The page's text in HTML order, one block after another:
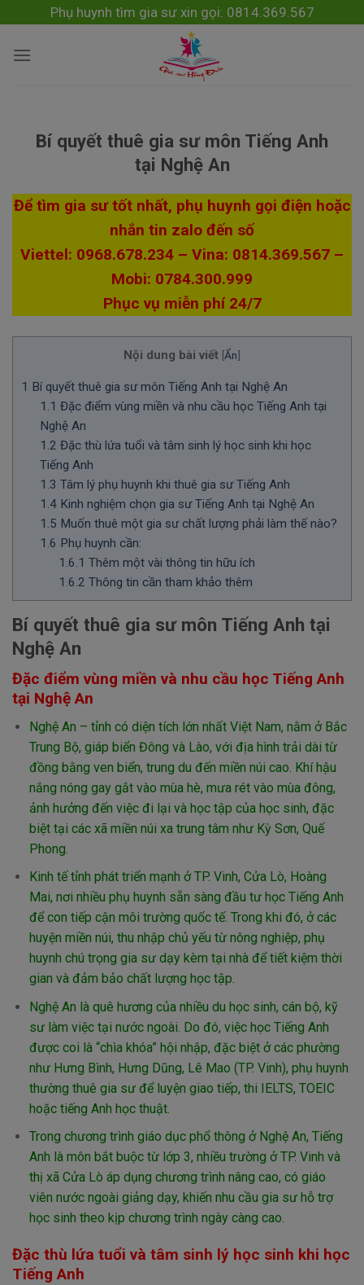
to
content
Phụ huynh tìm gia sư xin gọi: 0814.369.567
Bí quyết thuê gia sư môn Tiếng Anh
tại Nghệ An
Để tìm gia sư tốt nhất, phụ huynh gọi điện hoặc
nhắn tin zalo đến số
Viettel: 0968.678.234 – Vina: 0814.369.567 –
Mobi: 0784.300.999
Phục vụ miễn phí 24/7
Nội dung bài viết [Ẩn]
1 Bí quyết thuê gia sư môn Tiếng Anh tại Nghệ An
1.1 Đặc điểm vùng miền và nhu cầu học Tiếng Anh tại
Nghệ An
1.2 Đặc thù lứa tuổi và tâm sinh lý học sinh khi học
Tiếng Anh
1.3 Tâm lý phụ huynh khi thuê gia sư Tiếng Anh
1.4Kinh nghiệm chọn gia sư Tiếng Anh tại Nghệ An
1.5 Muốn thuê một gia sư chất lượng phải làm thế nào?
1.6 Phụ huynh cần:
1.6.1 Thêm một vài thông tin hữu ích
1.6.2 Thông tin cần tham khảo thêm
Bí quyết thuê gia sư môn Tiếng Anh tại
Nghệ An
Đặc điểm vùng miền và nhu cầu học Tiếng Anh
tại Nghệ An
Nghệ An – tỉnh có diện tích lớn nhất Việt Nam, nằm ở Bắc
Trung Bộ, giáp biển Đông và Lào, với địa hình trải dài từ
đồng bằng ven biển, trung du đến miền núi cao. Khí hậu
nắng nóng gay gắt vào mùa hè, mưa rét vào mùa đông,
ảnh hưởng đến việc đi lại và học tập của học sinh, đặc
biệt tại các xã miền núi xa trung tâm như Kỳ Sơn, Quế
Phong.
Kinh tế tỉnh phát triển mạnh ở TP. Vinh, Cửa Lò, Hoàng
Mai, nơi nhiều phụ huynh sẵn sàng đầu tư học Tiếng Anh
để con tiếp cận môi trường quốc tế. Trong khi đó, ở các
huyện miền núi, thu nhập chủ yếu từ nông nghiệp, phụ
huynh chú trọng gia sư dạy kèm tại nhà để tiết kiệm thời
gian và đảm bảo chất lượng học tập.
Nghệ An là quê hương của nhiều du học sinh, cán bộ, kỹ
sư làm việc tại nước ngoài. Do đó, việc học Tiếng Anh
được coi là “chìa khóa” hội nhập, đặc biệt ở các phường
như Hưng Bình, Hưng Dũng, Lê Mao (TP. Vinh), phụ huynh
thường thuê gia sư để luyện giao tiếp, thi IELTS, TOEIC
hoặc tiếng Anh học thuật.
Trong chương trình giáo dục phổ thông ở Nghệ An, Tiếng
Anh là môn bắt buộc từ lớp 3, nhiều trường ở TP. Vinh và
thị xã Cửa Lò áp dụng chương trình nâng cao, có giáo
viên nước ngoài giảng dạy, khiến nhu cầu gia sư hỗ trợ
học sinh theo kịp chương trình ngày càng cao.
Đặc thù lứa tuổi và tâm sinh lý học sinh khi học
Tiếng Anh
modal-check